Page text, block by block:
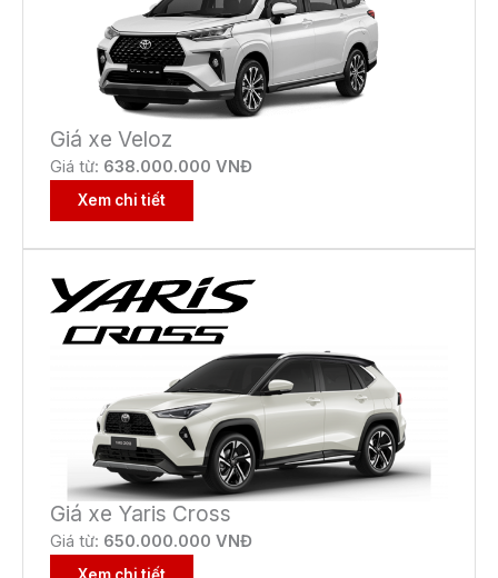
Giá xe Veloz
Giá từ: 638.000.000 VNĐ
Xem chi tiết
Giá xe Yaris Cross
Giá từ: 650.000.000 VNĐ